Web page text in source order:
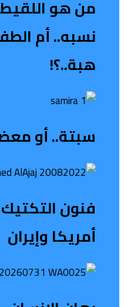
من هو
نسبه.. أم
هبة..؟!
سبتة.. أو
فنون
أمريكا وإيران